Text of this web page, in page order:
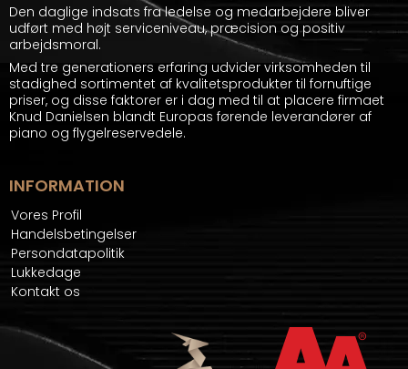
Den daglige indsats fra ledelse og medarbejdere bliver
udført med højt serviceniveau, præcision og positiv
arbejdsmoral.
Med tre generationers erfaring udvider virksomheden til
stadighed sortimentet af kvalitetsprodukter til fornuftige
priser, og disse faktorer er i dag med til at placere firmaet
Knud Danielsen blandt Europas førende leverandører af
piano og flygelreservedele.
INFORMATION
Vores Profil
Handelsbetingelser
Persondatapolitik
Lukkedage
Kontakt os